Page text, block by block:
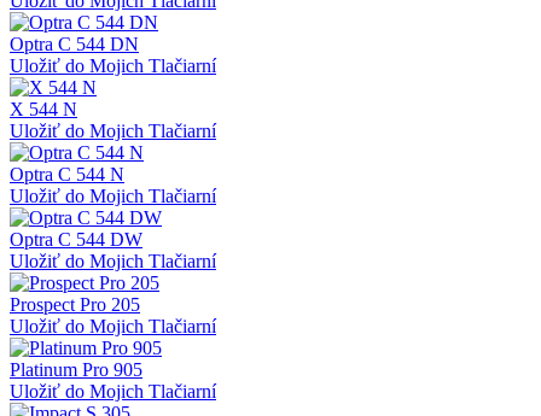
Optra C 544 DN
Uložiť do Mojich Tlačiarní
X 544 N
Uložiť do Mojich Tlačiarní
Optra C 544 N
Uložiť do Mojich Tlačiarní
Optra C 544 DW
Uložiť do Mojich Tlačiarní
Prospect Pro 205
Uložiť do Mojich Tlačiarní
Platinum Pro 905
Uložiť do Mojich Tlačiarní